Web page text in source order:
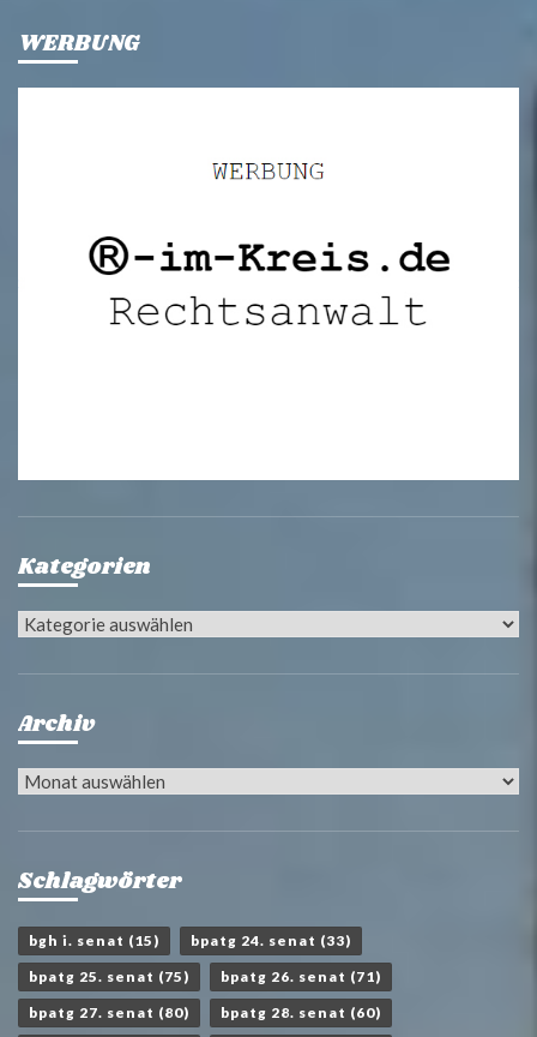
WERBUNG
Kategorien
Kategorien
Archiv
Archiv
Schlagwörter
bgh i. senat (15) bpatg 24. senat (33)
bpatg 25. senat (75) bpatg 26. senat (71)
bpatg 27. senat (80) bpatg 28. senat (60)